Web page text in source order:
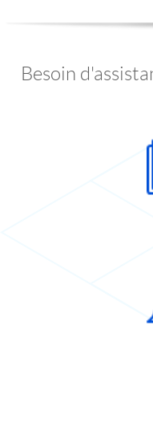
Besoin